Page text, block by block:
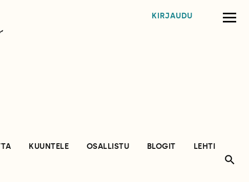
KIRJAUDU
KUUNTELE OSALLISTU BLOGIT
LEHTI